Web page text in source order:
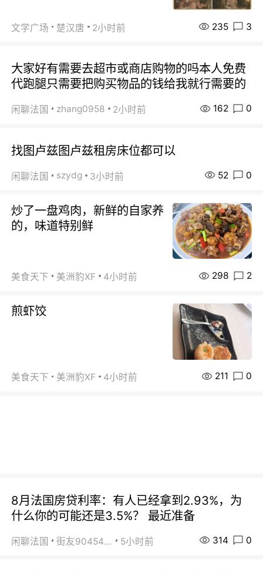
文学广场 楚汉唐 2小时前 235 3
大家好有需要去超市或商店购物的吗本人免费
代跑腿只需要把购买物品的钱给我就行需要的
闲聊法国 zhang0958 2小时前 162 0
找图卢兹图卢兹租房床位都可以
闲聊法国 szydg 3小时前 52 0
炒了一盘鸡肉，新鲜的自家养
的，味道特别鲜
美食天下 美洲豹XF 4小时前 298 2
煎虾饺
美食天下 美洲豹XF 4小时前 211 0
8月法国房贷利率：有人已经拿到2.93%，为
什么你的可能还是3.5%？ 最近准备
闲聊法国 街友90454511 5小时前 314 0